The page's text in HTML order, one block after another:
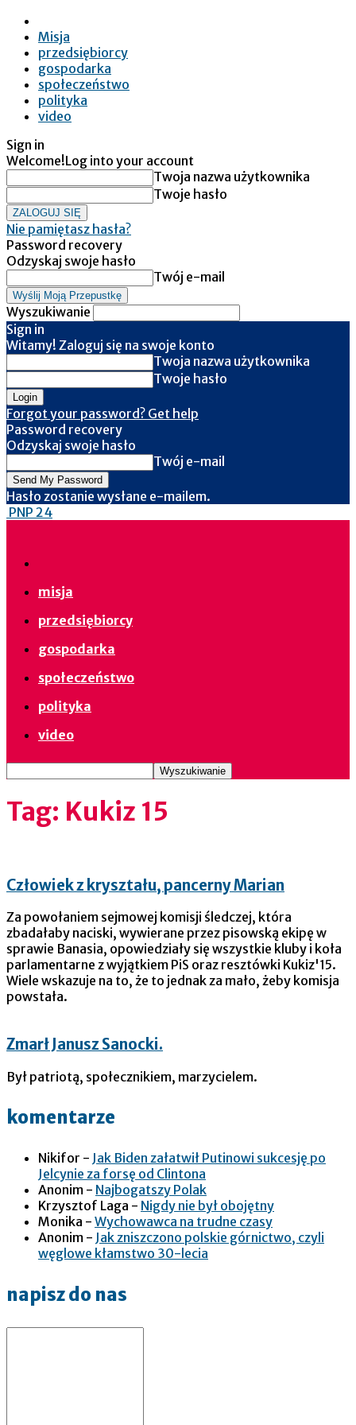
Misja
przedsiębiorcy
gospodarka
społeczeństwo
polityka
video
Sign in
Welcome!Log into your account
Twoja nazwa użytkownika
Twoje hasło
Nie pamiętasz hasła?
Password recovery
Odzyskaj swoje hasło
Twój e-mail
Wyszukiwanie
Sign in
Witamy! Zaloguj się na swoje konto
Twoja nazwa użytkownika
Twoje hasło
Forgot your password? Get help
Password recovery
Odzyskaj swoje hasło
Twój e-mail
Hasło zostanie wysłane e-mailem.
PNP 24
misja
przedsiębiorcy
gospodarka
społeczeństwo
polityka
video
Tag: Kukiz 15
Człowiek z kryształu, pancerny Marian
Za powołaniem sejmowej komisji śledczej, która
zbadałaby naciski, wywierane przez pisowską ekipę w
sprawie Banasia, opowiedziały się wszystkie kluby i koła
parlamentarne z wyjątkiem PiS oraz resztówki Kukiz'15.
Wiele wskazuje na to, że to jednak za mało, żeby komisja
powstała.
Zmarł Janusz Sanocki.
Był patriotą, społecznikiem, marzycielem.
komentarze
Nikifor - Jak Biden załatwił Putinowi sukcesję po
Jelcynie za forsę od Clintona
Anonim - Najbogatszy Polak
Krzysztof Laga - Nigdy nie był obojętny
Monika - Wychowawca na trudne czasy
Anonim - Jak zniszczono polskie górnictwo, czyli
węglowe kłamstwo 30-lecia
napisz do nas